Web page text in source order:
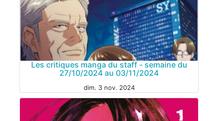
MANGA
Les critiques manga du staff - semaine du
27/10/2024 au 03/11/2024
dim. 3 nov. 2024